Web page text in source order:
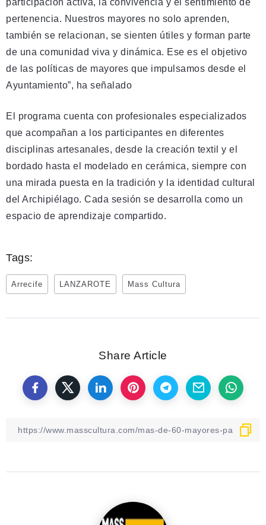
participación activa, la convivencia y el sentimiento de
pertenencia. Nuestros mayores no solo aprenden,
también se relacionan, se sienten útiles y forman parte
de una comunidad viva y dinámica. Ese es el objetivo
de las políticas de mayores que impulsamos desde el
Ayuntamiento”, ha señalado
El programa cuenta con profesionales especializados
que acompañan a los participantes en diferentes
disciplinas artesanales, desde la creación textil y el
bordado hasta el modelado en cerámica, siempre con
una mirada puesta en la tradición y la identidad cultural
del Archipiélago. Cada sesión se desarrolla como un
espacio de aprendizaje compartido.
Tags:
Arrecife LANZAROTE Mass Cultura
Share Article